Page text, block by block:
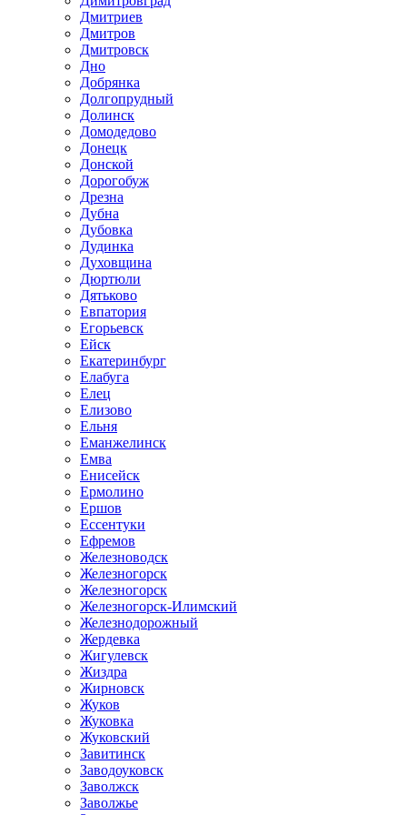
Дмитриев
Дмитров
Дмитровск
Дно
Добрянка
Долгопрудный
Долинск
Домодедово
Донецк
Донской
Дорогобуж
Дрезна
Дубна
Дубовка
Дудинка
Духовщина
Дюртюли
Дятьково
Евпатория
Егорьевск
Ейск
Екатеринбург
Елабуга
Елец
Елизово
Ельня
Еманжелинск
Емва
Енисейск
Ермолино
Ершов
Ессентуки
Ефремов
Железноводск
Железногорск
Железногорск
Железногорск-Илимский
Железнодорожный
Жердевка
Жигулевск
Жиздра
Жирновск
Жуков
Жуковка
Жуковский
Завитинск
Заводоуковск
Заволжск
Заволжье